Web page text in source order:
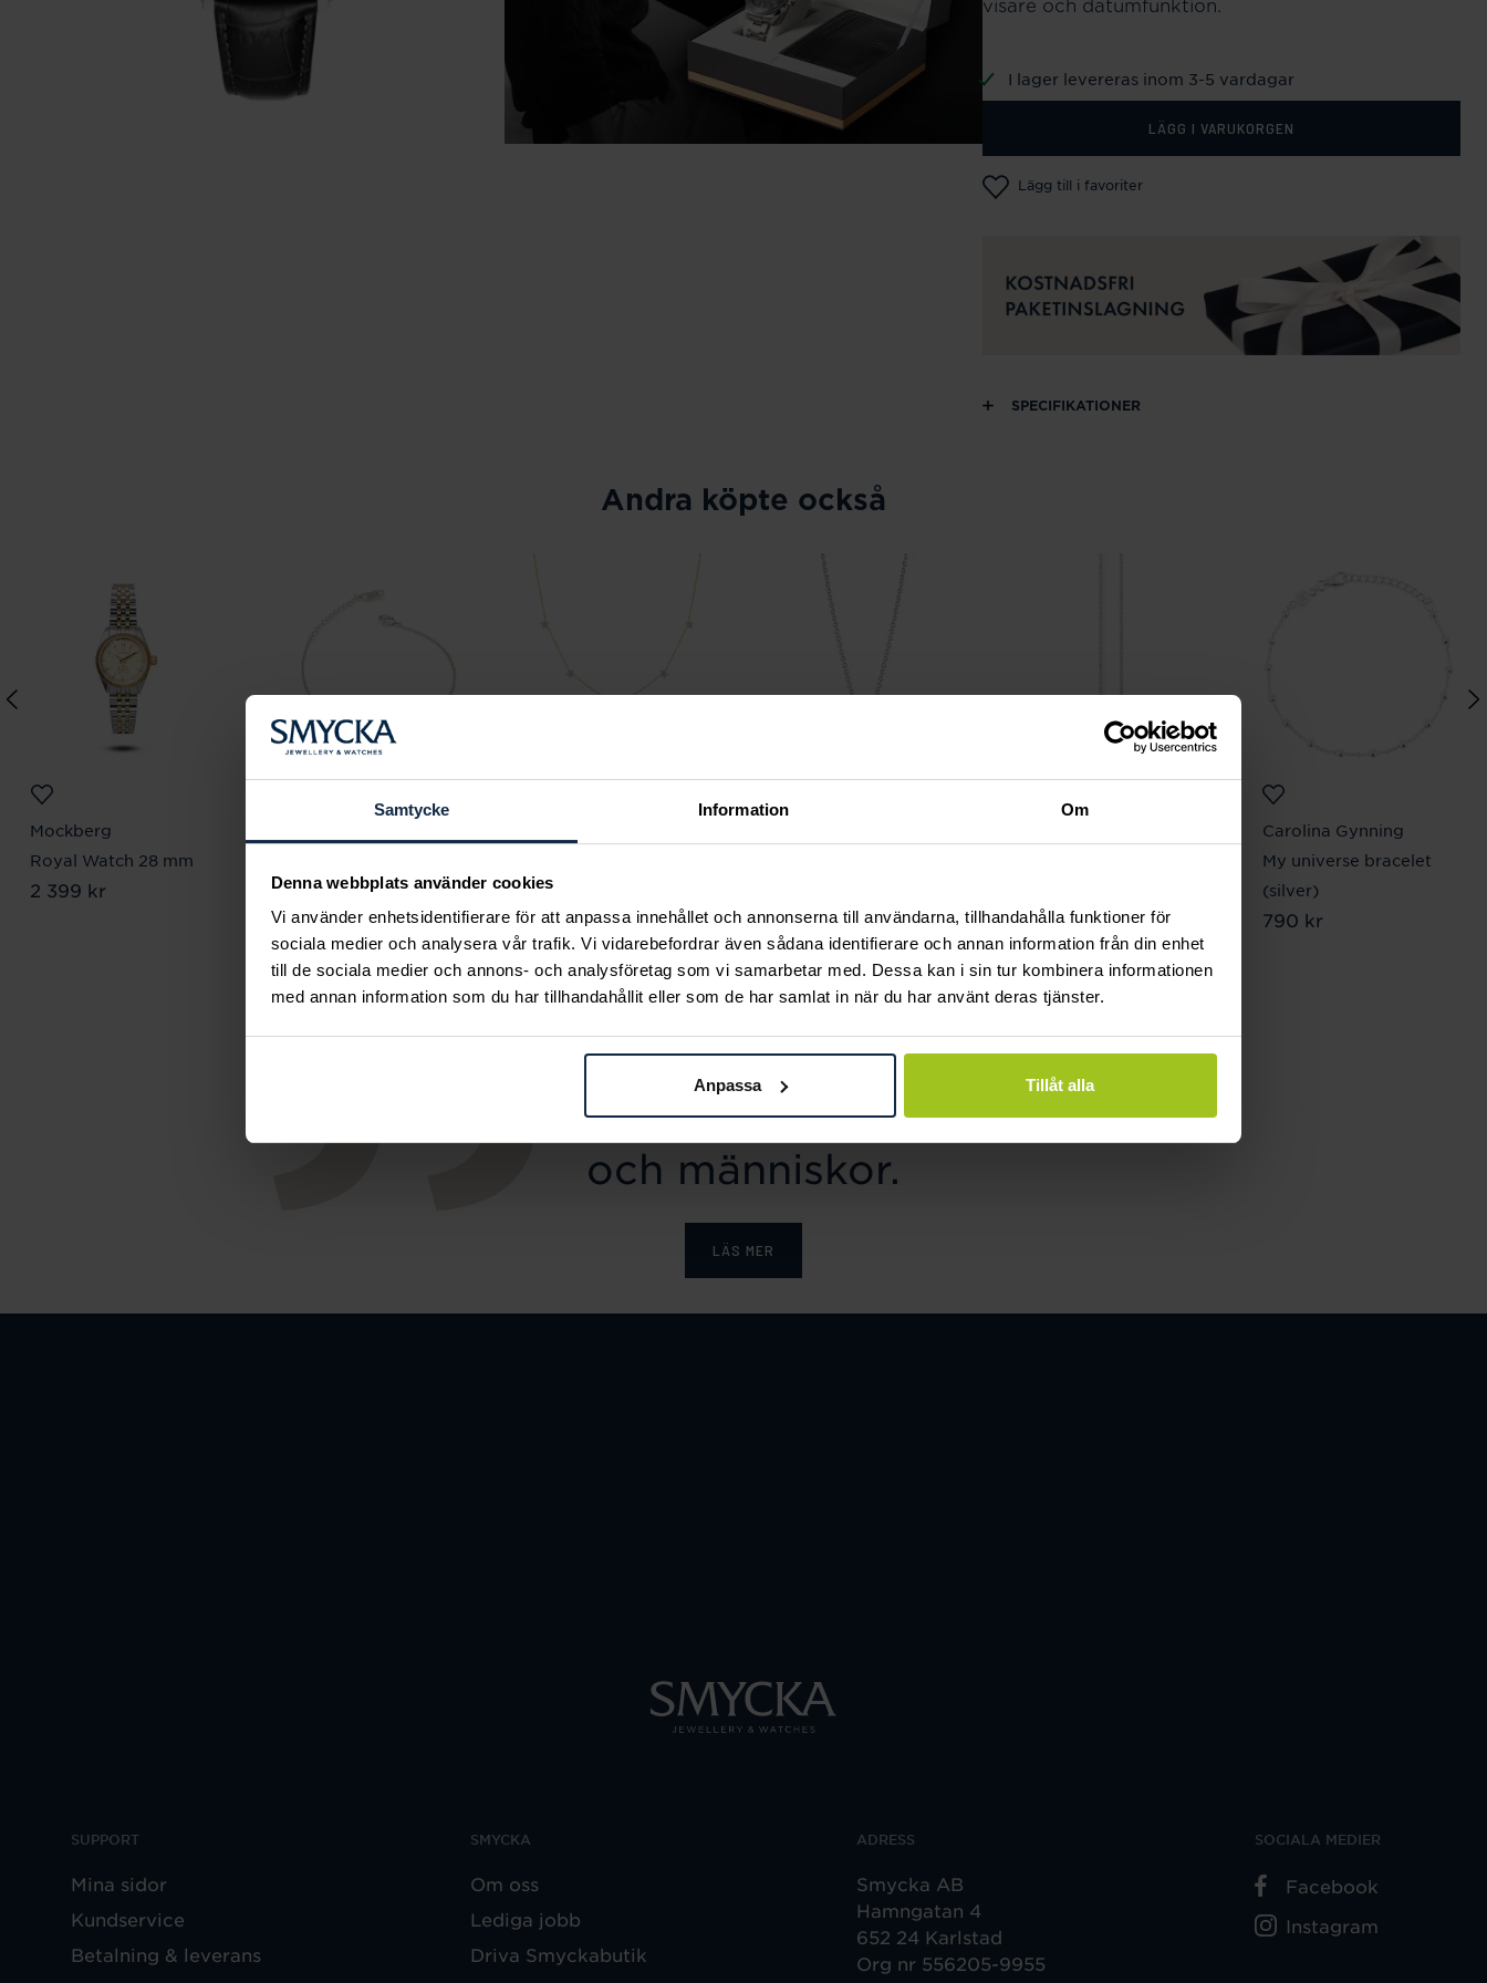
Samtycke Information Om
Denna webbplats använder cookies
Vi använder enhetsidentifierare för att anpassa innehållet och annonserna till användarna, tillhandahålla funktioner för
sociala medier och analysera vår trafik. Vi vidarebefordrar även sådana identifierare och annan information från din enhet
till de sociala medier och annons- och analysföretag som vi samarbetar med. Dessa kan i sin tur kombinera informationen
med annan information som du har tillhandahållit eller som de har samlat in när du har använt deras tjänster.
Anpassa Tillåt alla
visare och datumfunktion.
I lager levereras inom 3-5 vardagar
LÄGG I VARUKORGEN
Lägg till i favoriter
SPECIFIKATIONER
Andra köpte också
Mockberg
Royal Watch 28 mm
Pris:2 399 kr
2 399 kr
Ivory
Pris:349 kr
349 kr
Pris
799 kr
Pris:949 kr
949 kr
Carolina Gynning
My universe bracelet
(silver)
Pris:790 kr
790 kr
Smycka tar ansvar för ett hållbart
samhälle och värnar om miljö, resurser
och människor.
LÄS MER
SUPPORT
Mina sidor
Kundservice
Betalning & leverans
SMYCKA
Om oss
Lediga jobb
Driva Smyckabutik
ADRESS
Smycka AB
Hamngatan 4
652 24 Karlstad
Org nr 556205-9955
SOCIALA MEDIER
Facebook
Instagram